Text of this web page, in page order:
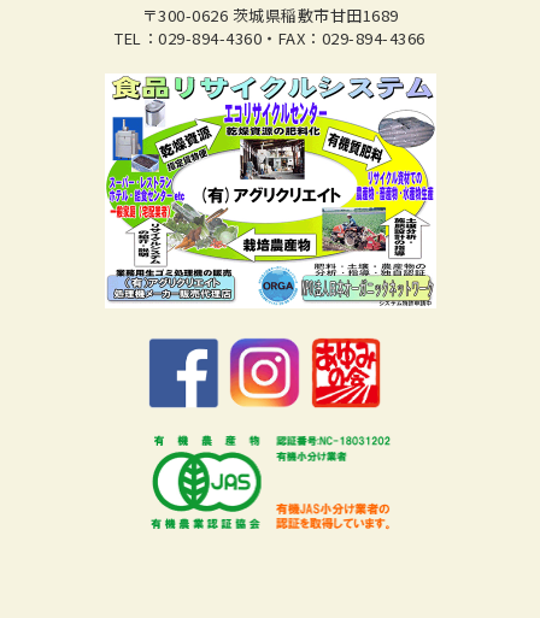
〒300-0626 茨城県稲敷市甘田1689
TEL：029-894-4360・FAX：029-894-4366